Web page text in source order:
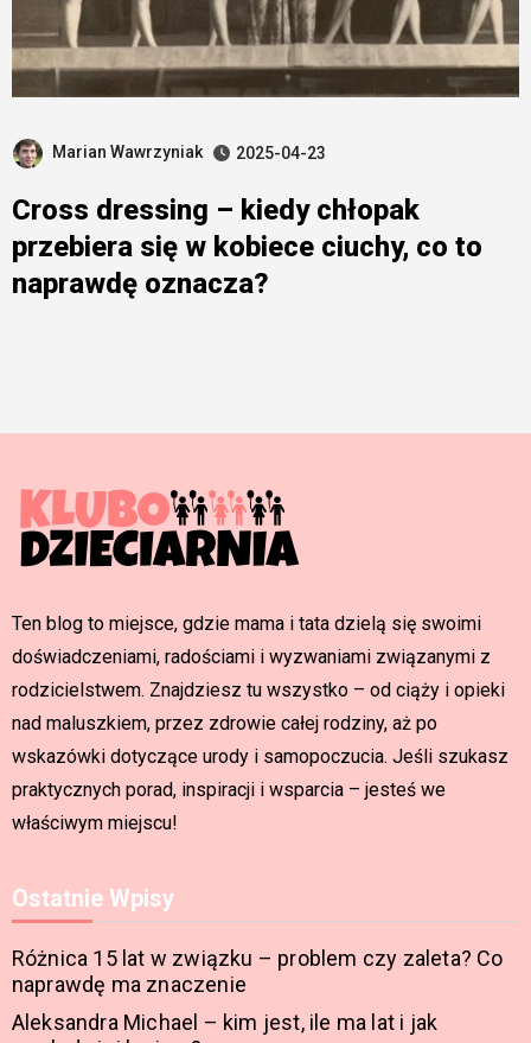
Marian Wawrzyniak 2025-04-23
Cross dressing – kiedy chłopak
przebiera się w kobiece ciuchy, co to
naprawdę oznacza?
Ten blog to miejsce, gdzie mama i tata dzielą się swoimi
doświadczeniami, radościami i wyzwaniami związanymi z
rodzicielstwem. Znajdziesz tu wszystko – od ciąży i opieki
nad maluszkiem, przez zdrowie całej rodziny, aż po
wskazówki dotyczące urody i samopoczucia. Jeśli szukasz
praktycznych porad, inspiracji i wsparcia – jesteś we
właściwym miejscu!
Ostatnie Wpisy
Różnica 15 lat w związku – problem czy zaleta? Co
naprawdę ma znaczenie
Aleksandra Michael – kim jest, ile ma lat i jak